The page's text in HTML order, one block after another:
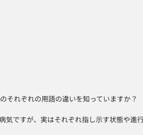
それぞれの用語の違いを知っていますか？
気ですが、実はそれぞれ指し示す状態や進